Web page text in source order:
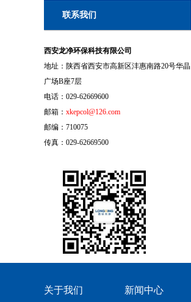
联系我们
西安龙净环保科技有限公司
地址：陕西省西安市高新区沣惠南路20号华晶
广场B座7层
电话：029-62669600
邮箱： xkepcol@126.com
邮编：710075
传真：029-62669500
关于我们 新闻中心